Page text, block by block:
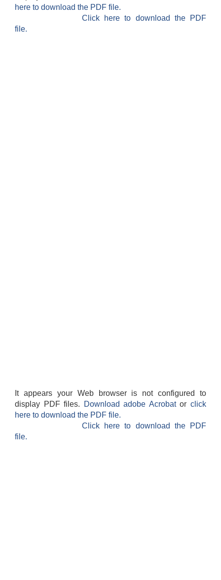
here to download the PDF file.
Click here to download the PDF
file.
It appears your Web browser is not configured to
display PDF files.
Download adobe Acrobatorclick
here to download the PDF file.
Click here to download the PDF
file.